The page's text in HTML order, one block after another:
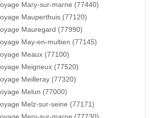
Mary-sur-marne (77440)
Mauperthuis (77120)
Mauregard (77990)
May-en-multien (77145)
Meaux (77100)
Meigneux (77520)
Meilleray (77320)
Melun (77000)
Melz-sur-seine (77171)